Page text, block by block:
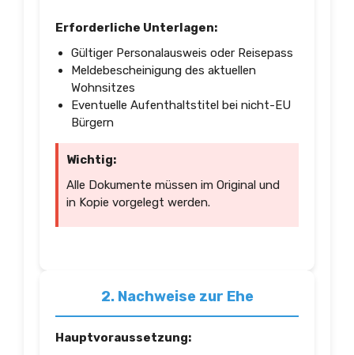
Erforderliche Unterlagen:
Gültiger Personalausweis oder Reisepass
Meldebescheinigung des aktuellen
Wohnsitzes
Eventuelle Aufenthaltstitel bei nicht-EU
Bürgern
Wichtig:
Alle Dokumente müssen im Original und
in Kopie vorgelegt werden.
2. Nachweise zur Ehe
Hauptvoraussetzung: